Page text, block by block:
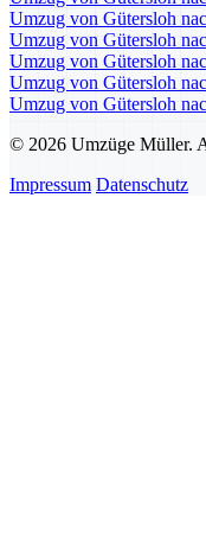
Umzug von Gütersloh
Umzug von Gütersloh
Umzug von Gütersloh
Umzug von Gütersloh
Umzug von Gütersloh
© 2026 Umzüge Müller.
Impressum Datenschutz